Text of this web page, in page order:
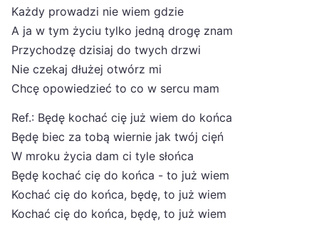
Każdy prowadzi nie wiem gdzie
A ja w tym życiu tylko jedną drogę znam
Przychodzę dzisiaj do twych drzwi
Nie czekaj dłużej otwórz mi
Chcę opowiedzieć to co w sercu mam
Ref.: Będę kochać cię już wiem do końca
Będę biec za tobą wiernie jak twój cięń
W mroku życia dam ci tyle słońca
Będę kochać cię do końca - to już wiem
Kochać cię do końca, będę, to już wiem
Kochać cię do końca, będę, to już wiem